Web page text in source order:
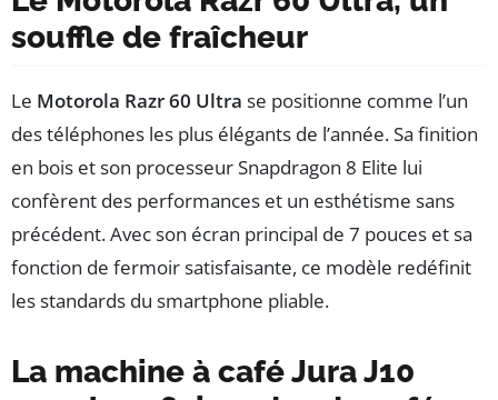
souffle de fraîcheur
Le Motorola Razr 60 Ultra se positionne comme l’un
des téléphones les plus élégants de l’année. Sa finition
en bois et son processeur Snapdragon 8 Elite lui
confèrent des performances et un esthétisme sans
précédent. Avec son écran principal de 7 pouces et sa
fonction de fermoir satisfaisante, ce modèle redéfinit
les standards du smartphone pliable.
La machine à café Jura J10